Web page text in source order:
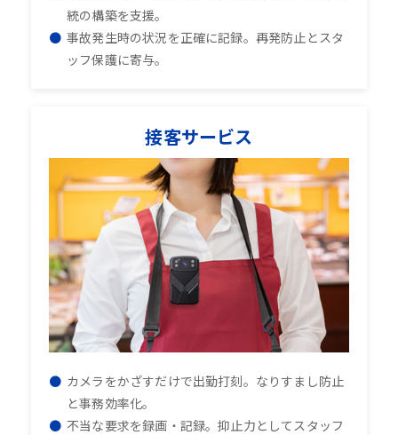
統の構築を支援。
事故発生時の状況を正確に記録。再発防止とスタ
ッフ保護に寄与。
接客サービス
カメラをかざすだけで出勤打刻。なりすまし防止
と事務効率化。
不当な要求を録画・記録。抑止力としてスタッフ